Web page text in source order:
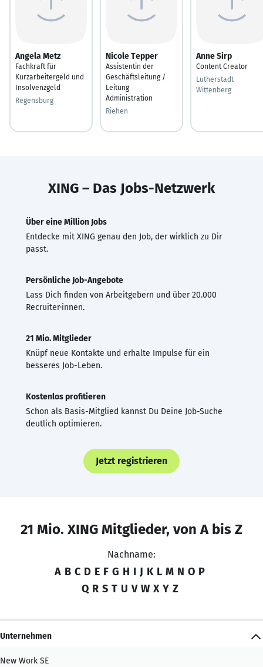
Angela Metz
Fachkraft für
Kurzarbeitergeld und
Insolvenzgeld
Regensburg
Nicole Tepper
Assistentin der
Geschäftsleitung /
Leitung
Administration
Riehen
Anne Sirp
Content Creator
Lutherstadt
Wittenberg
XING – Das Jobs-Netzwerk
Über eine Million Jobs
Entdecke mit XING genau den Job, der wirklich zu Dir
passt.
Persönliche Job-Angebote
Lass Dich finden von Arbeitgebern und über 20.000
Recruiter·innen.
21 Mio. Mitglieder
Knüpf neue Kontakte und erhalte Impulse für ein
besseres Job-Leben.
Kostenlos profitieren
Schon als Basis-Mitglied kannst Du Deine Job-Suche
deutlich optimieren.
Jetzt registrieren
21 Mio. XING Mitglieder, von A bis Z
Nachname:
A B C D E F G H I J K L M N O P
Q R S T U V W X Y Z
Unternehmen
New Work SE